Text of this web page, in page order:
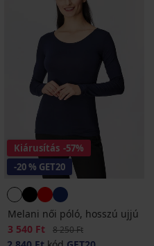
Kiárusítás -57%
-20 % GET20
Melani női póló, hosszú ujjú
Kedvezmény
3 540 Ft Eredeti ár
8 250 Ft